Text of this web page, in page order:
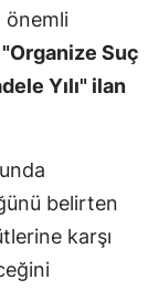
önemli
"Organize Suç
Yılı" ilan
belirten
karşı